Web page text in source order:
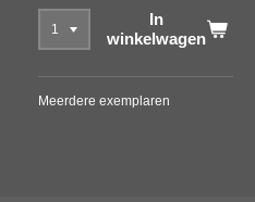
In
winkelwagen
Meerdere exemplaren